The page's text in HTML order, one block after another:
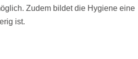
Zudem bildet die Hygiene eine
ist.